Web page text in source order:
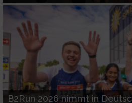
B2Run 2026 nimmt in